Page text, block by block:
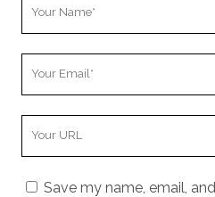
Save my name, email,